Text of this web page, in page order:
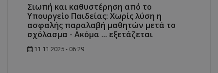
Σιωπή και καθυστέρηση από το
Υπουργείο Παιδείας: Χωρίς λύση η
ασφαλής παραλαβή μαθητών μετά το
σχόλασμα - Ακόμα ... εξετάζεται
11.11.2025 - 06:29